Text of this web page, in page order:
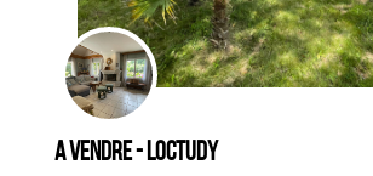
CLIQUER ICI POUR AGRANDIR
A vendre - LOCTUDY